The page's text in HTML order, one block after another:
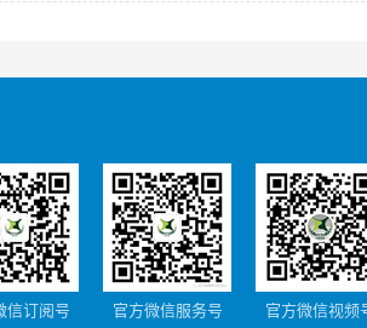
信订阅号 官方微信服务号 官方微信视频